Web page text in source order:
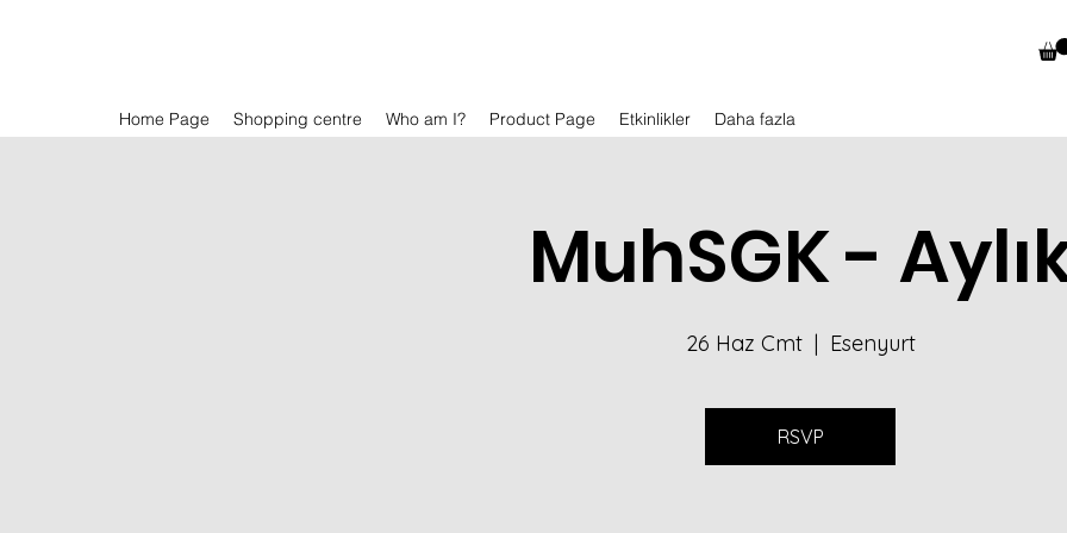
Home Page Shopping centre Who am I? Product Page Etkinlikler Daha fazla
MuhSGK -
26 Haz Cmt
  |
Esenyurt
RSVP